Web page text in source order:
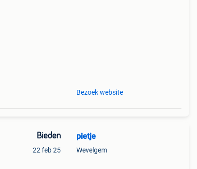
Bezoek website
Bieden
22 feb 25
pietje
Wevelgem